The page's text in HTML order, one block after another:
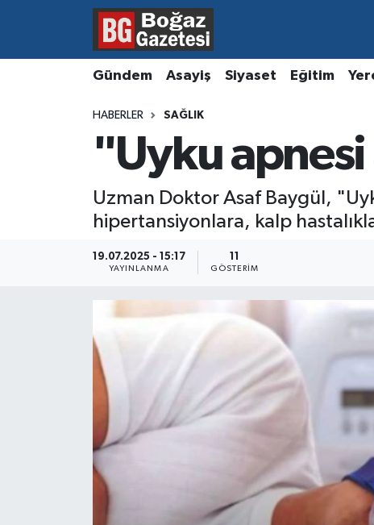
Gündem Asayiş Siyaset Eğitim
HABERLER SAĞLIK
"Uyku
Uzman Doktor Asaf Baygül,
hipertansiyonlara, kalp
19.07.2025 - 15:17
YAYINLANMA GÖSTERIM
Asayiş
Kültür ve Sanat
Hava Durumu
Süper Lig Puan Durumu ve Fikstür
Son Dakika Haberleri
Haber Arşivi